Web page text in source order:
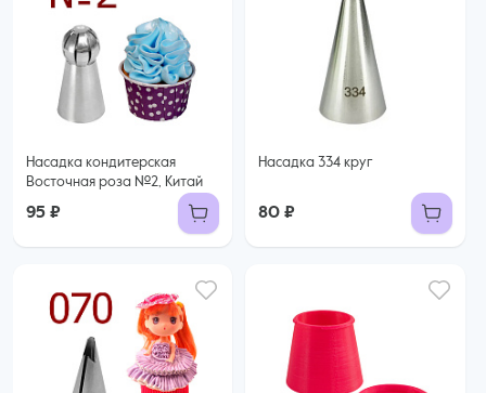
Насадка кондитерская
Восточная роза №2, Китай
95 ₽
Насадка 334 круг
80 ₽